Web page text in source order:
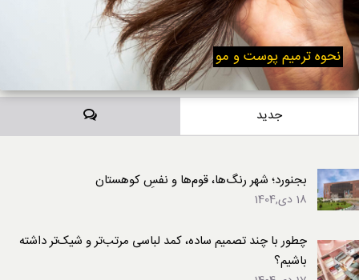
نحوه ترمیم پوست و مو
جدید دیدگاه‌ها
بجنورد؛ شهر رنگ‌ها، قوم‌ها و نفسِ کوهستان
18 دی,1404
چطور با چند تصمیم ساده، کمد لباسی مرتب‌تر و شیک‌تر داشته
باشیم؟